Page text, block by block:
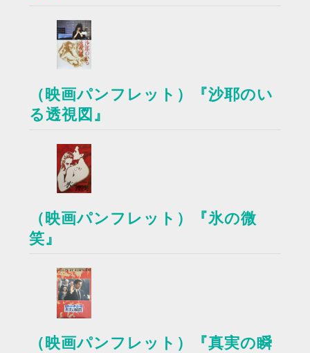
（映画パンフレット）『沙耶のい
る透視図』
（映画パンフレット）『氷の微
笑』
（映画パンフレット）『真実の瞬